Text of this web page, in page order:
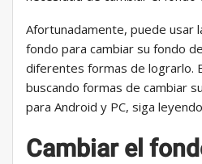
Afortunadamente, puede usar
fondo para cambiar su fondo
diferentes formas de lograrlo.
buscando formas de cambiar
para Android y PC, siga
Cambiar el